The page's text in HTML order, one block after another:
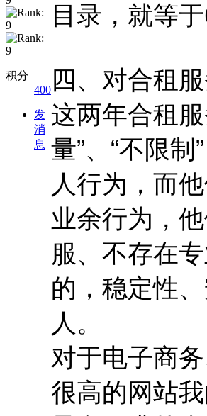
积分
400
发
消
息
目录，就等
四、对合租
这两年合租
量”、“不限
人行为，而
业余行为，
服、不存在
的，稳定性
人。
对于电子商
很高的网站